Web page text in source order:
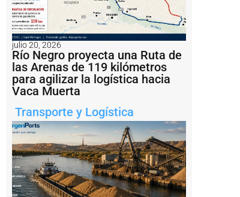
julio 20, 2026
Río Negro proyecta una Ruta de
las Arenas de 119 kilómetros
para agilizar la logística hacia
Vaca Muerta
Transporte y Logística